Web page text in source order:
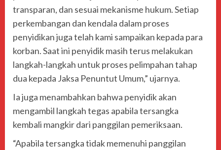
transparan, dan sesuai mekanisme hukum. Setiap
perkembangan dan kendala dalam proses
penyidikan juga telah kami sampaikan kepada para
korban. Saat ini penyidik masih terus melakukan
langkah-langkah untuk proses pelimpahan tahap
dua kepada Jaksa Penuntut Umum,” ujarnya.
Ia juga menambahkan bahwa penyidik akan
mengambil langkah tegas apabila tersangka
kembali mangkir dari panggilan pemeriksaan.
“Apabila tersangka tidak memenuhi panggilan